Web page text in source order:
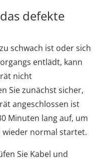
defekte
schwach ist oder sich
entlädt, kann
nicht
Sie zunächst sicher,
angeschlossen ist
Minuten lang auf, um
wieder normal startet.
Sie Kabel und